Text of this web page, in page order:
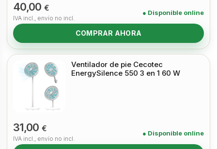
40,00€
IVA incl., envío no incl.
● Disponible online
COMPRAR AHORA
Ventilador de pie Cecotec
EnergySilence 550 3 en 1 60 W
31,00€
IVA incl., envío no incl.
● Disponible online